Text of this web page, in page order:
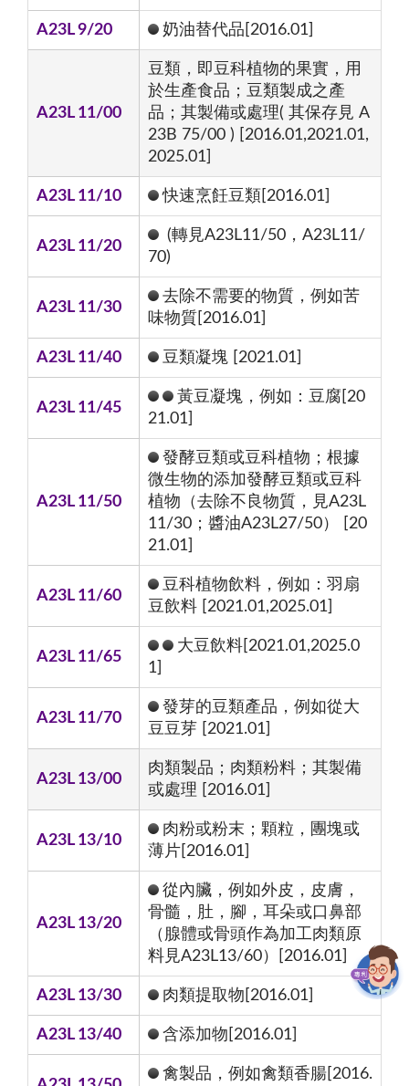
A23L 9/20 奶油替代品[2016.01]
A23L 11/00
豆類，即豆科植物的果實，用
於生產食品；豆類製成之產
品；其製備或處理( 其保存見 A
23B 75/00 ) [2016.01,2021.01,
2025.01]
A23L 11/10 快速烹飪豆類[2016.01]
A23L 11/20
(轉見A23L11/50，A23L11/
70)
A23L 11/30
去除不需要的物質，例如苦
味物質[2016.01]
A23L 11/40 豆類凝塊 [2021.01]
A23L 11/45
黃豆凝塊，例如：豆腐[20
21.01]
A23L 11/50
發酵豆類或豆科植物；根據
微生物的添加發酵豆類或豆科
植物（去除不良物質，見A23L
11/30；醬油A23L27/50） [20
21.01]
A23L 11/60
豆科植物飲料，例如：羽扇
豆飲料 [2021.01,2025.01]
A23L 11/65
大豆飲料[2021.01,2025.0
1]
A23L 11/70
發芽的豆類產品，例如從大
豆豆芽 [2021.01]
A23L 13/00
肉類製品；肉類粉料；其製備
或處理 [2016.01]
A23L 13/10
肉粉或粉末；顆粒，團塊或
薄片[2016.01]
A23L 13/20
從內臟，例如外皮，皮膚，
骨髓，肚，腳，耳朵或口鼻部
（腺體或骨頭作為加工肉類原
料見A23L13/60）[2016.01]
A23L 13/30 肉類提取物[2016.01]
A23L 13/40 含添加物[2016.01]
禽製品，例如禽類香腸[2016.